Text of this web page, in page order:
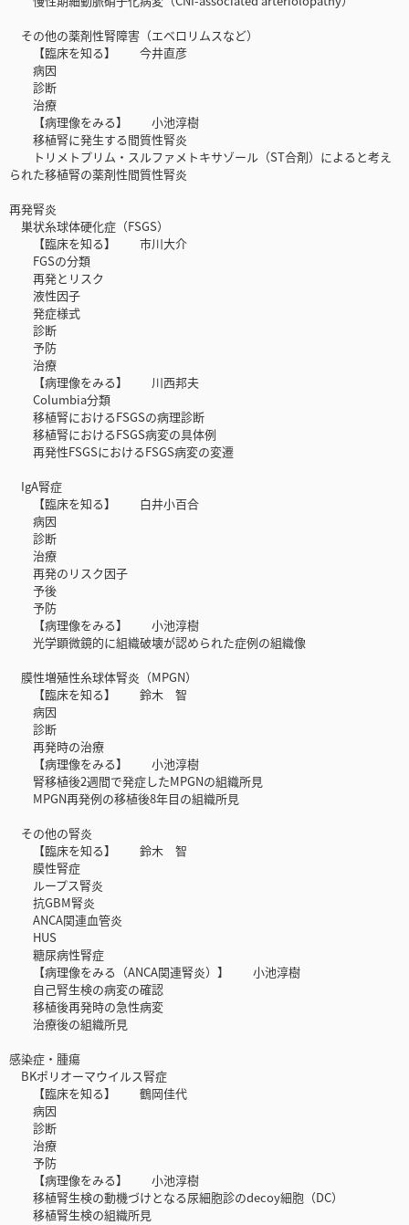
その他の薬剤性腎障害（エベロリムスなど）
【臨床を知る】 今井直彦
病因
診断
治療
【病理像をみる】 小池淳樹
移植腎に発生する間質性腎炎
トリメトプリム・スルファメトキサゾール（ST合剤）によると考え
られた移植腎の薬剤性間質性腎炎
再発腎炎
巣状糸球体硬化症（FSGS）
【臨床を知る】 市川大介
FGSの分類
再発とリスク
液性因子
発症様式
診断
予防
治療
【病理像をみる】 川西邦夫
Columbia分類
移植腎におけるFSGSの病理診断
移植腎におけるFSGS病変の具体例
再発性FSGSにおけるFSGS病変の変遷
IgA腎症
【臨床を知る】 白井小百合
病因
診断
治療
再発のリスク因子
予後
予防
【病理像をみる】 小池淳樹
光学顕微鏡的に組織破壊が認められた症例の組織像
膜性増殖性糸球体腎炎（MPGN）
【臨床を知る】 鈴木 智
病因
診断
再発時の治療
【病理像をみる】 小池淳樹
腎移植後2週間で発症したMPGNの組織所見
MPGN再発例の移植後8年目の組織所見
その他の腎炎
【臨床を知る】 鈴木 智
膜性腎症
ループス腎炎
抗GBM腎炎
ANCA関連血管炎
HUS
糖尿病性腎症
【病理像をみる（ANCA関連腎炎）】 小池淳樹
自己腎生検の病変の確認
移植後再発時の急性病変
治療後の組織所見
感染症・腫瘍
BKポリオーマウイルス腎症
【臨床を知る】 鶴岡佳代
病因
診断
治療
予防
【病理像をみる】 小池淳樹
移植腎生検の動機づけとなる尿細胞診のdecoy細胞（DC）
移植腎生検の組織所見